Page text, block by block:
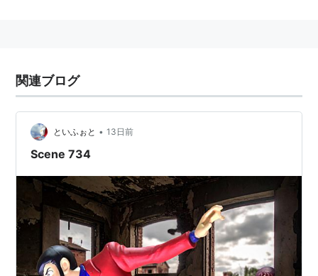
出演
ロマン・デュリス
クリスティン・スコット・トーマス
パスカル・グレゴリー
エヴァ・グリーン
ロバン・ルヌーチ
脚本
ジャン＝ポール・サロメ
ローラン・ヴァショー
音楽 デビー・ワイズマン
関連ブログ
といふぉと • 13日前
Scene 734